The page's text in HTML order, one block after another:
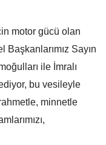
motor gücü olan
Başkanlarımız Sayın
ile İmralı
bu vesileyle
minnetle